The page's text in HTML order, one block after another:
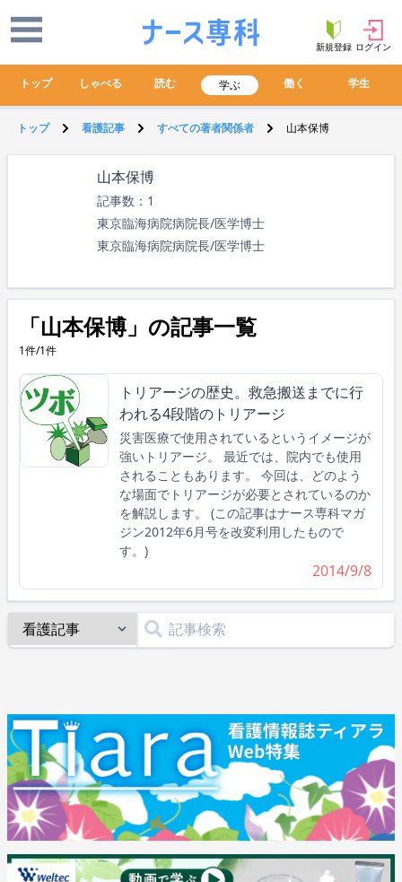
新規登録 ログイン
トップ しゃべる 読む 学ぶ 働く 学生
トップ 看護記事 すべての著者関係者 山本保博
山本保博
記事数：1
東京臨海病院病院長/医学博士
東京臨海病院病院長/医学博士
「山本保博」の記事一覧
1件/1件
トリアージの歴史。救急搬送までに行
われる4段階のトリアージ
災害医療で使用されているというイメージが
強いトリアージ。 最近では、院内でも使用
されることもあります。 今回は、どのよう
な場面でトリアージが必要とされているのか
を解説します。 (この記事はナース専科マガ
ジン2012年6月号を改変利用したもので
す。)
2014/9/8